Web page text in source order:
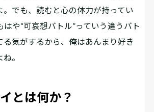
。でも、読むと心の体力が持ってい
や“可哀想バトル”っていう違うバト
る気がするから、俺はあんまり好き
。
とは何か？